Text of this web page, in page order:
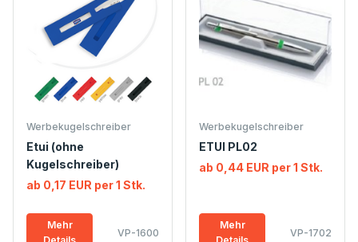
Werbekugelschreiber
Etui (ohne
Kugelschreiber)
ab 0,17 EUR per 1 Stk.
Mehr
VP-1600
Werbekugelschreiber
ETUI PL02
ab 0,44 EUR per 1 Stk.
Mehr
VP-1702